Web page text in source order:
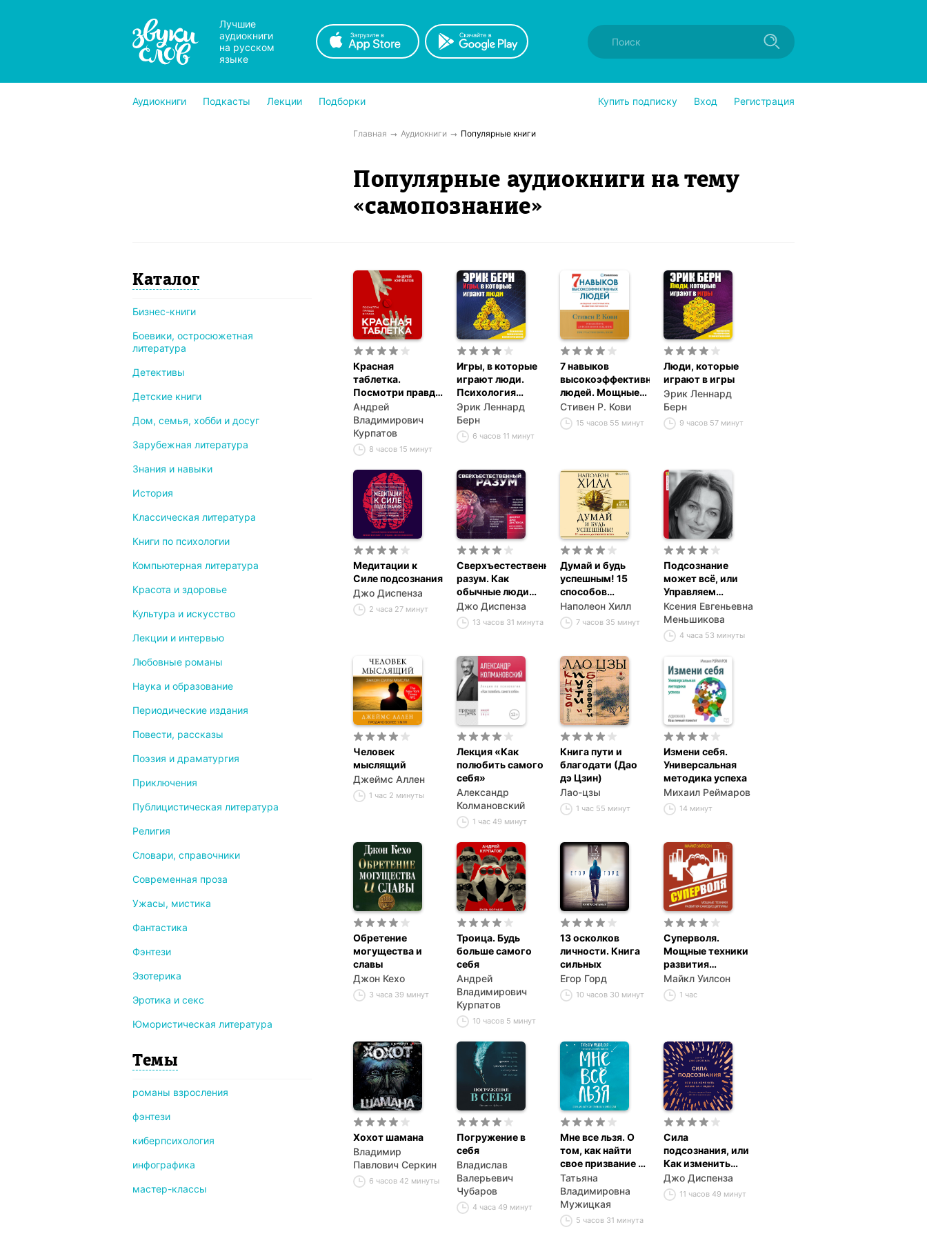
Лучшие
аудиокниги
на русском
языке
Аудиокниги Подкасты Лекции Подборки Купить подписку Вход Регистрация
Главная Аудиокниги Популярные книги
Популярные аудиокниги на тему
«самопознание»
Каталог
Бизнес-книги
Боевики, остросюжетная
литература
Детективы
Детские книги
Дом, семья, хобби и досуг
Зарубежная литература
Знания и навыки
История
Классическая литература
Книги по психологии
Компьютерная литература
Красота и здоровье
Культура и искусство
Лекции и интервью
Любовные романы
Наука и образование
Периодические издания
Повести, рассказы
Поэзия и драматургия
Приключения
Публицистическая литература
Религия
Словари, справочники
Современная проза
Ужасы, мистика
Фантастика
Фэнтези
Эзотерика
Эротика и секс
Юмористическая литература
Темы
романы взросления
фэнтези
киберпсихология
инфографика
мастер-классы
Красная
таблетка.
Посмотри правде
в глаза
Андрей
Владимирович
Курпатов
8 часов 15 минут
Игры, в которые
играют люди.
Психология
человеческих
взаимоотношений
Эрик Леннард
Берн
6 часов 11 минут
7 навыков
высокоэффективных
людей. Мощные
инструменты
развития
личности
Стивен Р. Кови
15 часов 55 минут
Люди, которые
играют в игры
Эрик Леннард
Берн
9 часов 57 минут
Медитации к
Силе подсознания
Джо Диспенза
2 часа 27 минут
Сверхъестественный
разум. Как
обычные люди
делают
невозможное с
помощью силы
Джо Диспенза
13 часов 31 минута
Думай и будь
успешным! 15
способов
достижения
всего
Наполеон Хилл
7 часов 35 минут
Подсознание
может всё, или
Управляем
энергией
желаний.
Особенности
психоэнергетики
Ксения Евгеньевна
Меньшикова
4 часа 53 минуты
Человек
мыслящий
Джеймс Аллен
1 час 2 минуты
Лекция «Как
полюбить самого
себя»
Александр
Колмановский
1 час 49 минут
Книга пути и
благодати (Дао
дэ Цзин)
Лао-цзы
1 час 55 минут
Измени себя.
Универсальная
методика успеха
Михаил Реймаров
14 минут
Обретение
могущества и
славы
Джон Кехо
3 часа 39 минут
Троица. Будь
больше самого
себя
Андрей
Владимирович
Курпатов
10 часов 5 минут
13 осколков
личности. Книга
сильных
Егор Горд
10 часов 30 минут
Суперволя.
Мощные техники
развития
самодисциплины
Майкл Уилсон
1 час
Хохот шамана
Владимир
Павлович Серкин
6 часов 42 минуты
Погружение в
себя
Владислав
Валерьевич
Чубаров
4 часа 49 минут
Мне все льзя. О
том, как найти
свое призвание и
самого себя
Татьяна
Владимировна
Мужицкая
5 часов 31 минута
Сила
подсознания, или
Как изменить
жизнь за 4 недели
Джо Диспенза
11 часов 49 минут